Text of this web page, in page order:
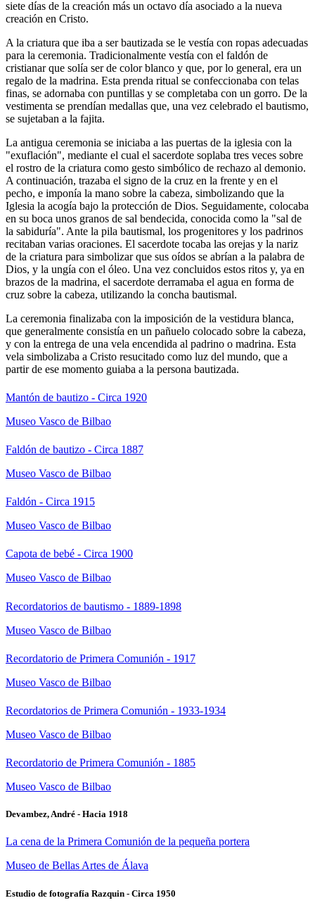
siete días de la creación más un octavo día asociado a la nueva
creación en Cristo.
A la criatura que iba a ser bautizada se le vestía con ropas adecuadas
para la ceremonia. Tradicionalmente vestía con el faldón de
cristianar que solía ser de color blanco y que, por lo general, era un
regalo de la madrina. Esta prenda ritual se confeccionaba con telas
finas, se adornaba con puntillas y se completaba con un gorro. De la
vestimenta se prendían medallas que, una vez celebrado el bautismo,
se sujetaban a la fajita.
La antigua ceremonia se iniciaba a las puertas de la iglesia con la
"exuflación", mediante el cual el sacerdote soplaba tres veces sobre
el rostro de la criatura como gesto simbólico de rechazo al demonio.
A continuación, trazaba el signo de la cruz en la frente y en el
pecho, e imponía la mano sobre la cabeza, simbolizando que la
Iglesia la acogía bajo la protección de Dios. Seguidamente, colocaba
en su boca unos granos de sal bendecida, conocida como la "sal de
la sabiduría". Ante la pila bautismal, los progenitores y los padrinos
recitaban varias oraciones. El sacerdote tocaba las orejas y la nariz
de la criatura para simbolizar que sus oídos se abrían a la palabra de
Dios, y la ungía con el óleo. Una vez concluidos estos ritos y, ya en
brazos de la madrina, el sacerdote derramaba el agua en forma de
cruz sobre la cabeza, utilizando la concha bautismal.
La ceremonia finalizaba con la imposición de la vestidura blanca,
que generalmente consistía en un pañuelo colocado sobre la cabeza,
y con la entrega de una vela encendida al padrino o madrina. Esta
vela simbolizaba a Cristo resucitado como luz del mundo, que a
partir de ese momento guiaba a la persona bautizada.
Mantón de bautizo - Circa 1920
Museo Vasco de Bilbao
Faldón de bautizo - Circa 1887
Museo Vasco de Bilbao
Faldón - Circa 1915
Museo Vasco de Bilbao
Capota de bebé - Circa 1900
Museo Vasco de Bilbao
Recordatorios de bautismo - 1889-1898
Museo Vasco de Bilbao
Recordatorio de Primera Comunión - 1917
Museo Vasco de Bilbao
Recordatorios de Primera Comunión - 1933-1934
Museo Vasco de Bilbao
Recordatorio de Primera Comunión - 1885
Museo Vasco de Bilbao
Devambez, André - Hacia 1918
La cena de la Primera Comunión de la pequeña portera
Museo de Bellas Artes de Álava
Estudio de fotografía Razquin - Circa 1950